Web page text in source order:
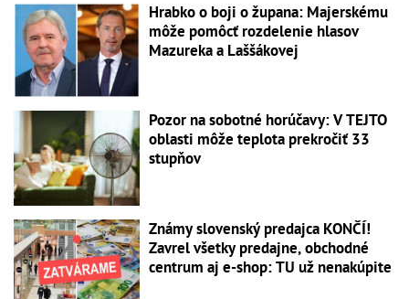
Hrabko o boji o župana: Majerskému
môže pomôcť rozdelenie hlasov
Mazureka a Laššákovej
Pozor na sobotné horúčavy: V TEJTO
oblasti môže teplota prekročiť 33
stupňov
Známy slovenský predajca KONČÍ!
Zavrel všetky predajne, obchodné
centrum aj e-shop: TU už nenakúpite